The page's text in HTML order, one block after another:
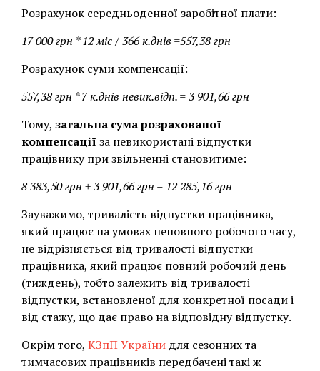
Розрахунок середньоденної заробітної плати:
17 000 грн * 12 міс / 366 к.днів =557,38 грн
Розрахунок суми компенсації:
557,38 грн * 7 к.днів невик.відп. = 3 901,66 грн
Тому, загальна сума розрахованої
компенсації за невикористані відпустки
працівнику при звільненні становитиме:
8 383,50 грн + 3 901,66 грн = 12 285,16 грн
Зауважимо, тривалість відпустки працівника,
який працює на умовах неповного робочого часу,
не відрізняється від тривалості відпустки
працівника, який працює повний робочий день
(тиждень), тобто залежить від тривалості
відпустки, встановленої для конкретної посади і
від стажу, що дає право на відповідну відпустку.
Окрім того, КЗпП України для сезонних та
тимчасових працівників передбачені такі ж